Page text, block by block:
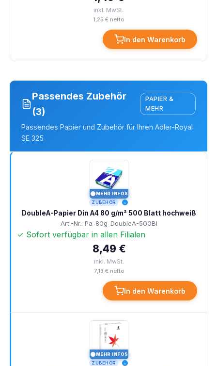
inkl. MwSt.
1,25 € netto
In den Warenkorb
Passendes Zubehör
(3)
PAPIER &
MEHR
Passendes Papier und Zubehör für Ihren Adler-Royal
SE 325
MEHR INFOS
ZUBEHÖR
DoubleA-Papier Din A4 80 g/m² 500 Blatt hochweiß
Art.-Nr.: Pa-80g-DoubleA-500Bl
✓ Sofort verfügbar in allen Filialen
8,49 €
inkl. MwSt.
7,13 € netto
In den Warenkorb
MEHR INFOS
ZUBEHÖR